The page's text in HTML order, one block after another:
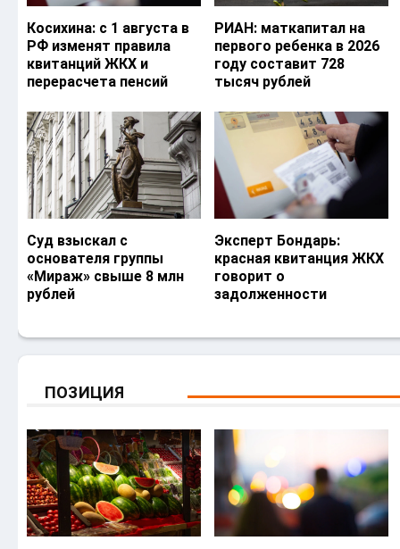
Косихина: с 1 августа в
РФ изменят правила
квитанций ЖКХ и
перерасчета пенсий
РИАН: маткапитал на
первого ребенка в 2026
году составит 728
тысяч рублей
Суд взыскал с
основателя группы
«Мираж» свыше 8 млн
рублей
Эксперт Бондарь:
красная квитанция ЖКХ
говорит о
задолженности
ПОЗИЦИЯ